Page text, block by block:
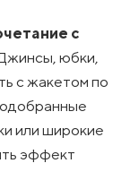
с
юбки,
с жакетом по
или широкие
эффект